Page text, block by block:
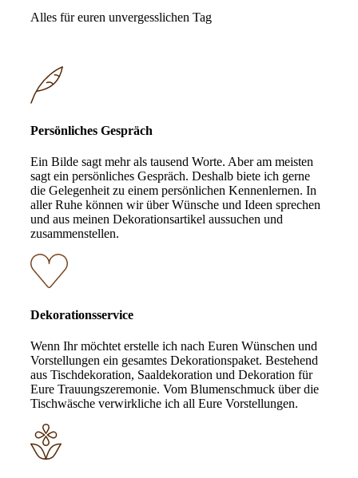
Alles für euren unvergesslichen Tag
Persönliches Gespräch
Ein Bilde sagt mehr als tausend Worte. Aber am meisten
sagt ein persönliches Gespräch. Deshalb biete ich gerne
die Gelegenheit zu einem persönlichen Kennenlernen. In
aller Ruhe können wir über Wünsche und Ideen sprechen
und aus meinen Dekorationsartikel aussuchen und
zusammenstellen.
Dekorationsservice
Wenn Ihr möchtet erstelle ich nach Euren Wünschen und
Vorstellungen ein gesamtes Dekorationspaket. Bestehend
aus Tischdekoration, Saaldekoration und Dekoration für
Eure Trauungszeremonie. Vom Blumenschmuck über die
Tischwäsche verwirkliche ich all Eure Vorstellungen.